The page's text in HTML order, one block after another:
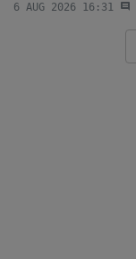
6 AUG 2026 16:31